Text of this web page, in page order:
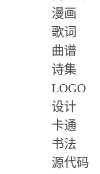
漫画
歌词
曲谱
诗集
LOGO
设计
卡通
书法
源代码